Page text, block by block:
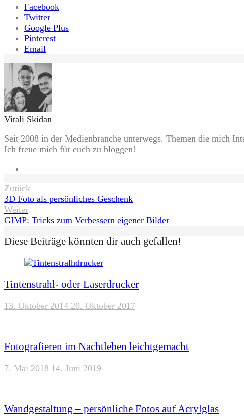
Facebook
Twitter
Google Plus
Pinterest
Email
Vitali Skidan
Seit 2008 in der Medienbranche unterwegs. Themen die mich
Ich freue mich für euch zu bloggen!
Beitragsnavigation
Zurück
3D Foto als persönliches Geschenk
Weiter
GIMP: Tricks zum Verbessern eigener Bilder
Diese Beiträge könnten dir auch gefallen!
Tintenstrahl- oder Laserdrucker
13. Oktober 2014 20. Oktober 2017
Fotografieren im Nachtleben leichtgemacht
7. Mai 2018 14. Juni 2019
Wandgestaltung – persönliche Fotos auf Acrylglas